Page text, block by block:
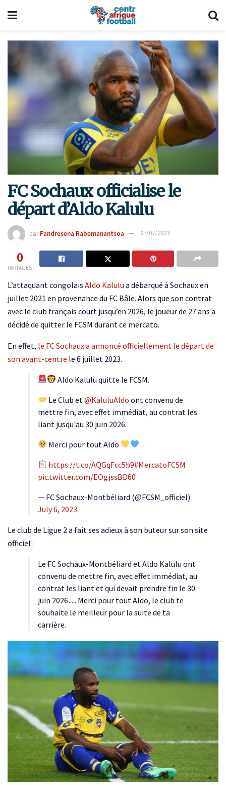
FC Sochaux officialise le
départ d’Aldo Kalulu
par Fandresena Rabemanantsoa 07/07/2023
0
PARTAGES
L’attaquant congolais Aldo Kalulu a débarqué à Sochaux en
juillet 2021 en provenance du FC Bâle. Alors que son contrat
avec le club français court jusqu’en 2026, le joueur de 27 ans a
décidé de quitter le FCSM durant ce mercato.
En effet, le FC Sochaux a annoncé officiellement le départ de
son avant-centre le 6 juillet 2023.
Aldo Kalulu quitte le FCSM.
Le Club et@KaluluAldo ont convenu de
mettre fin, avec effet immédiat, au contrat les
liant jusqu'au 30 juin 2026.
Merci pour tout Aldo
https://t.co/AQGqFcc5b9#MercatoFCSM
pic.twitter.com/EOgjssBD60
— FC Sochaux-Montbéliard (@FCSM_officiel)
July 6, 2023
Le club de Ligue 2 a fait ses adieux à son buteur sur son site
officiel :
Le FC Sochaux-Montbéliard et Aldo Kalulu ont
convenu de mettre fin, avec effet immédiat, au
contrat les liant et qui devait prendre fin le 30
juin 2026… Merci pour tout Aldo, le club te
souhaite le meilleur pour la suite de ta
carrière.